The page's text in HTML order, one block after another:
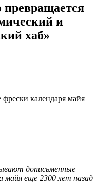
превращается
и
хаб»
календаря майя
дописьменные
майя еще 2300 лет назад